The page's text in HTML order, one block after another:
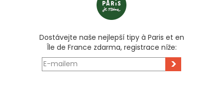
Dostávejte naše nejlepší tipy à Paris et en
Île de France zdarma, registrace níže:
>